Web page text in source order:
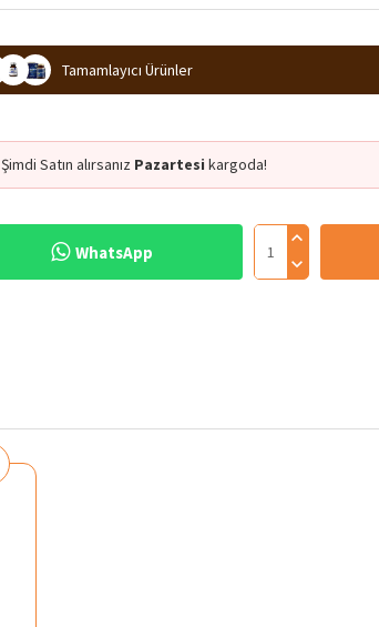
Tamamlayıcı Ürünler
Şimdi Satın alırsanız Pazartesi kargoda!
WhatsApp